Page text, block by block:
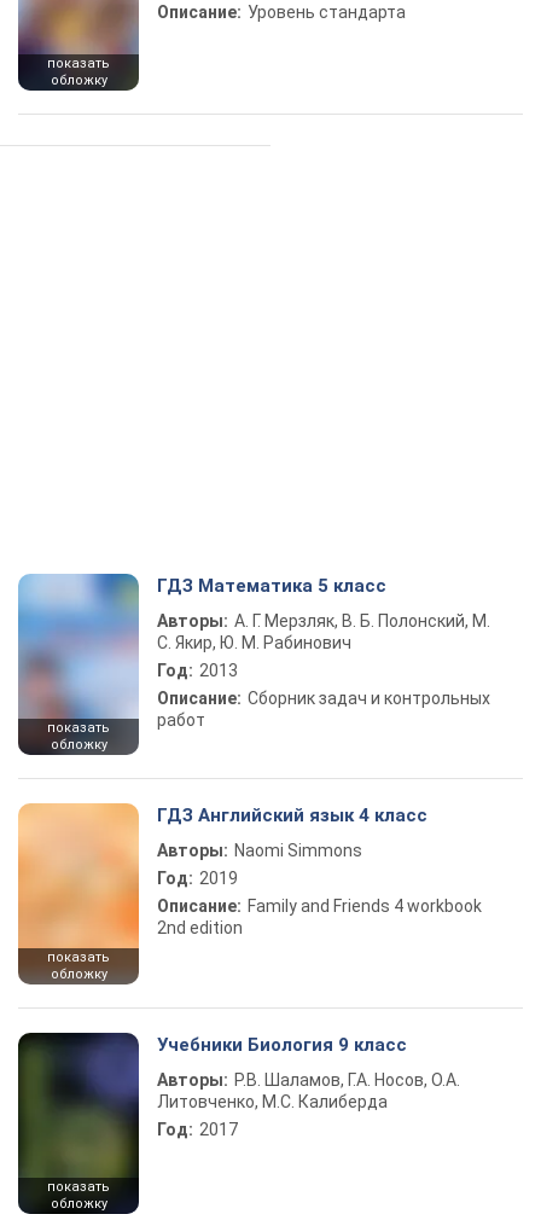
показать
обложку
Описание: Уровень стандарта
показать
обложку
ГДЗ Математика 5 класс
Авторы: А. Г. Мерзляк, В. Б. Полонский, М.
С. Якир, Ю. М. Рабинович
Год: 2013
Описание: Сборник задач и контрольных
работ
показать
обложку
ГДЗ Английский язык 4 класс
Авторы: Naomi Simmons
Год: 2019
Описание: Family and Friends 4 workbook
2nd edition
показать
обложку
Учебники Биология 9 класс
Авторы: Р.В. Шаламов, Г.А. Носов, О.А.
Литовченко, М.С. Калиберда
Год: 2017